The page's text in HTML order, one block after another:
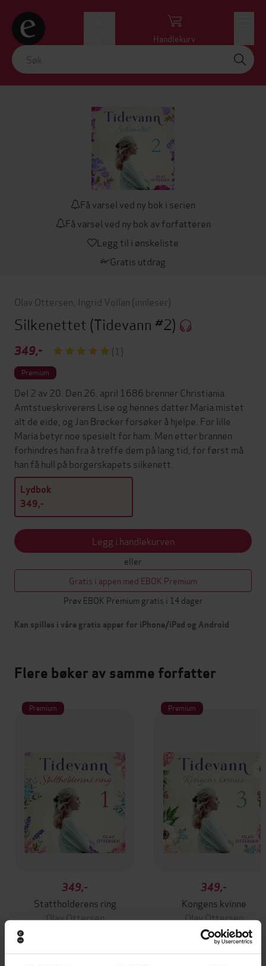
Handlekurv
Få varsel ved ny bok i serien
Få varsel ved ny bok av forfatteren
Legg til i ønskeliste
Gratis utdrag
Olav Ottersen Ingrid Vollan (innleser)
Silkenettet (Tidevann #2)
349,- (1)
Premium
Del 2 av 20. Den 26. april 1686 brenner Christiania.
Amtstueskriverens Lise og hennes datter Maria mistet
alt de eide, og Jan Brøcker forsøker å hjelpe. For lille
Maria betyr noe spesielt for ham. Men etter brannen
forhindres han fra å treffe dem på lang tid, for først må
han få hull på borgerskapets silkenett.
Lydbok
349,-
Legg i handlekurven
eller
Gratis i appen med EBOK Premium
Prøv EBOK Premium gratis i 14 dager
Kan spilles i våre gratis apper for iPhone/iPad og Android
Flere bøker av samme forfatter
Premium
349,-
Stattholderens ring
Olav Ottersen
Premium
349,-
Kongens kvinne
Olav Ottersen
LYDBOK